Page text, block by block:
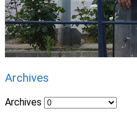
Archives
Archives